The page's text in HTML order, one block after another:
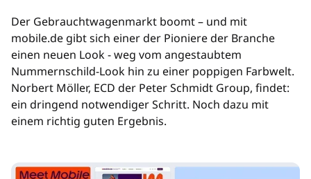
Der Gebrauchtwagenmarkt boomt – und mit
mobile.de gibt sich einer der Pioniere der Branche
einen neuen Look - weg vom angestaubtem
Nummernschild-Look hin zu einer poppigen Farbwelt.
Norbert Möller, ECD der Peter Schmidt Group, findet:
ein dringend notwendiger Schritt. Noch dazu mit
einem richtig guten Ergebnis.